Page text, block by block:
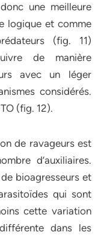
une meilleure
logique et comme
(fig. 11)
de manière
avec un léger
considérés.
(fig. 12).
de ravageurs est
d’auxiliaires.
bioagresseurs et
qui sont
cette variation
dans les